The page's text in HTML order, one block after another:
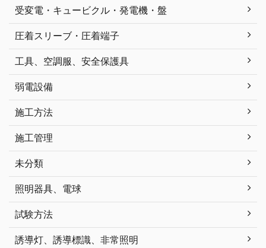
受変電・キュービクル・発電機・盤
圧着スリーブ・圧着端子
工具、空調服、安全保護具
弱電設備
施工方法
施工管理
未分類
照明器具、電球
試験方法
誘導灯、誘導標識、非常照明